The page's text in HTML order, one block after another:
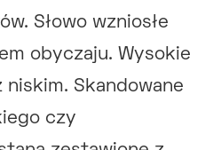
Słowo wzniosłe
obyczaju. Wysokie
Skandowane
czy